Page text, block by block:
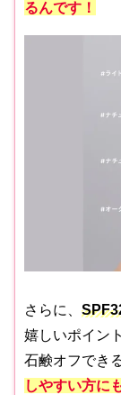
るんです！
さらに、
嬉しいポイン
石鹸オフでき
しやすい方に